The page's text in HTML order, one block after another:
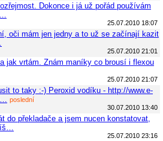
Dokonce i já už pořád používám
25.07.2010 18:07
oči mám jen jedny a to už se začínají kazit
25.07.2010 21:01
jak vrtám. Znám maníky co brousí i flexou
25.07.2010 21:07
to taky :-) Peroxid vodíku - http://www.e-
poslední
30.07.2010 13:40
do překladače a jsem nucen konstatovat,
25.07.2010 23:16